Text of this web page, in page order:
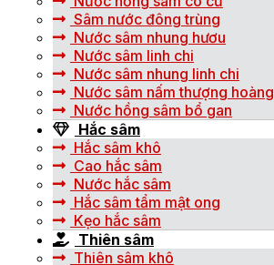
Sâm nước đông trùng
Nước sâm nhung hươu
Nước sâm linh chi
Nước sâm nhung linh chi
Nước sâm nấm thượng hoàng
Nước hồng sâm bổ gan
Hắc sâm
Hắc sâm khô
Cao hắc sâm
Nước hắc sâm
Hắc sâm tẩm mật ong
Kẹo hắc sâm
Thiên sâm
Thiên sâm khô